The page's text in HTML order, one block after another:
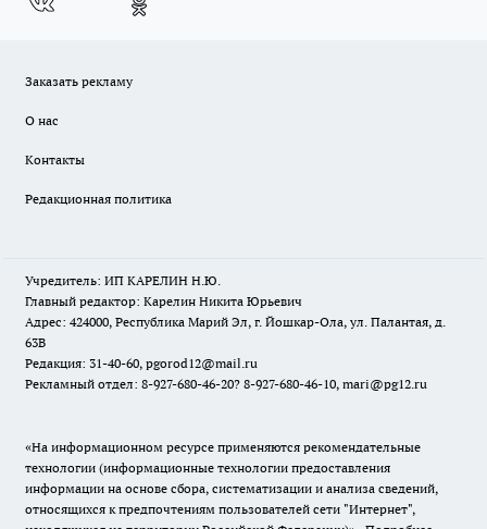
Заказать рекламу
О нас
Контакты
Редакционная политика
Учредитель: ИП КАРЕЛИН Н.Ю.
Главный редактор: Карелин Никита Юрьевич
Адрес: 424000, Республика Марий Эл, г. Йошкар-Ола, ул. Палантая, д.
63В
Редакция: 31-40-60, pgorod12@mail.ru
Рекламный отдел: 8-927-680-46-20? 8-927-680-46-10, mari@pg12.ru
«На информационном ресурсе применяются рекомендательные
технологии (информационные технологии предоставления
информации на основе сбора, систематизации и анализа сведений,
относящихся к предпочтениям пользователей сети "Интернет",